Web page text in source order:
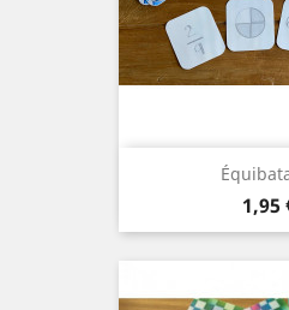
Prix
1,95